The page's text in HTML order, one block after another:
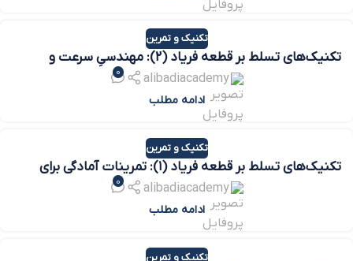
تکنیک و تمرین
تکنیک‌های تسلط بر قطعه فریاد (۲): مهندسیِ سرعت و
alibadiacademy
0
ادامه مطلب
تکنیک و تمرین
تکنیک‌های تسلط بر قطعه فریاد (۱): تمرینات آمادگی برای
alibadiacademy
0
ادامه مطلب
تکنیک و تمرین